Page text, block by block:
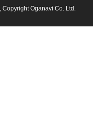
Oganavi Co. Ltd.